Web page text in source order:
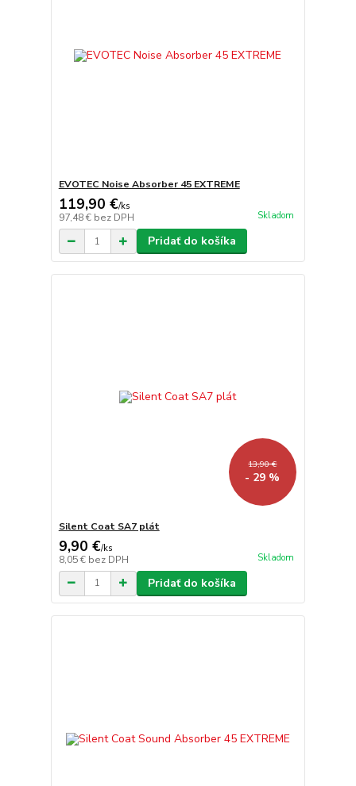
EVOTEC Noise Absorber 45 EXTREME
119,90 €/ks
97,48 € bez DPH Skladom
Pridať do košíka
13,90 €
- 29 %
Silent Coat SA7 plát
9,90 €/ks
8,05 € bez DPH Skladom
Pridať do košíka